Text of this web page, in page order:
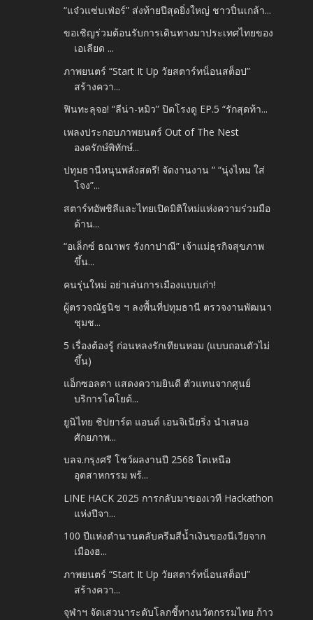
“แจ๋วแซ่บเฟ่อร์” ส่งท้ายปีสุดยิ่งใหญ่ ชาวปิ่นเกล้า...
ขอเชิญร่วมต้อนรับการเดินทางมาประเทศไทยของ
เอเลียด ...
ภาพยนตร์ “Start It Up วัยสตาร์ทน็อนสต็อป”
สร้างควา...
ฟินทะลุจอ! “ลีน่า-หมิว” ปิดโรงดู EP.5 “รักสุดท้า...
เพลงประกอบภาพยนตร์ Out of The Nest
องครักษ์พิทักษ์...
ปทุมธานีหนุนพลังสตรี! จัดงานงาน “ “นุ่งไหม ใส่
โจง”...
สตาร์ทอัพชิลีและไทยเปิดมิติใหม่แห่งความร่วมมือ
ด้าน...
“อเล็กซ์ ธณาพร รังกาปาณี” เจ้าแม่ธุรกิจสุขภาพ
ขึ้น...
คนรุ่นใหม่ อย่าเล่นการเมืองแบบเก่า!
ผู้ตรวจณัฐนิช ฯ ลงพื้นที่ปทุมธานี ตรวจงานพัฒนา
ชุมช...
5 เรื่องต้องรู้ ก่อนหลงรักเทียนหอม (แบบถอนตัวไม่
ขึ้น)
แอ็กซอลตา แสดงความยินดี ตัวแทนจากศูนย์
บริการโตโยต้...
ยูนิไทย ชิปยาร์ด แอนด์ เอนจิเนียริ่ง นำเสนอ
ศักยภาพ...
บลจ.กรุงศรี โชว์ผลงานปี 2568 โตเหนือ
อุตสาหกรรม พร้...
LINE HACK 2025 การกลับมาของเวที Hackathon
แห่งปีจา...
100 ปีแห่งตำนานตลับครีมสีน้ำเงินของนีเวียจาก
เมืองฮ...
ภาพยนตร์ “Start It Up วัยสตาร์ทน็อนสต็อป”
สร้างควา...
จุฬาฯ จัดเสวนาระดับโลกชี้ทางนวัตกรรมไทย ก้าว